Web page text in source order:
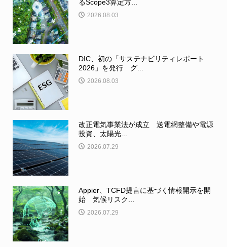
るScope3算定方...
2026.08.03
DIC、初の「サステナビリティレポート
2026」を発行 グ...
2026.08.03
改正電気事業法が成立 送電網整備や電源
投資、太陽光...
2026.07.29
Appier、TCFD提言に基づく情報開示を開
始 気候リスク...
2026.07.29